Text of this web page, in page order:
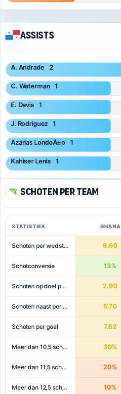
Assists
A. Andrade 2
C. Waterman 1
E. Davis 1
J. Rodriguez 1
Azarias LondoÃ±o 1
Kahiser Lenis 1
Schoten per team
STATISTIEK GHANA
Schoten per wedstrijd 8.60
Schotconversie 13%
Schoten op doel per wedstrijd 2.90
Schoten naast per wedstrijd 5.70
Schoten per goal 7.82
Meer dan 10,5 schoten 30%
Meer dan 11,5 schoten 20%
Meer dan 12,5 schoten 10%